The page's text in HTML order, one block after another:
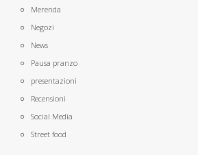
Merenda
Negozi
News
Pausa pranzo
presentazioni
Recensioni
Social Media
Street food